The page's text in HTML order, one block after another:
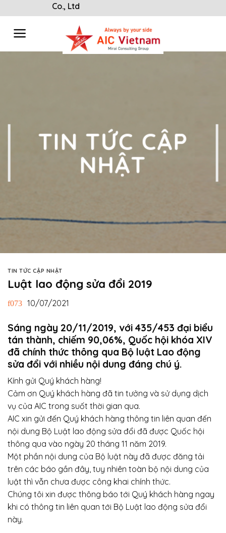
to
content
Vietnam Co., Ltd
TIN TỨC CẬP
NHẬT
TIN TỨC CẬP NHẬT
Luật lao động sửa đổi 2019
10/07/2021
Sáng ngày 20/11/2019, với 435/453 đại biểu
tán thành, chiếm 90,06%, Quốc hội khóa XIV
đã chính thức thông qua Bộ luật Lao động
sửa đổi với nhiều nội dung đáng chú ý.
Kính gửi Quý khách hàng!
Cảm ơn Quý khách hàng đã tin tưởng và sử dụng dịch
vụ của AIC trong suốt thời gian qua.
AIC xin gửi đến Quý khách hàng thông tin liên quan đến
nội dung Bộ Luật lao động sửa đổi đã được Quốc hội
thông qua vào ngày 20 tháng 11 năm 2019.
Một phần nội dung của Bộ luật này đã được đăng tải
trên các báo gần đây, tuy nhiên toàn bộ nội dung của
luật thì vẫn chưa được công khai chính thức.
Chúng tôi xin được thông báo tới Quý khách hàng ngay
khi có thông tin liên quan tới Bộ Luật lao động sửa đổi
này.